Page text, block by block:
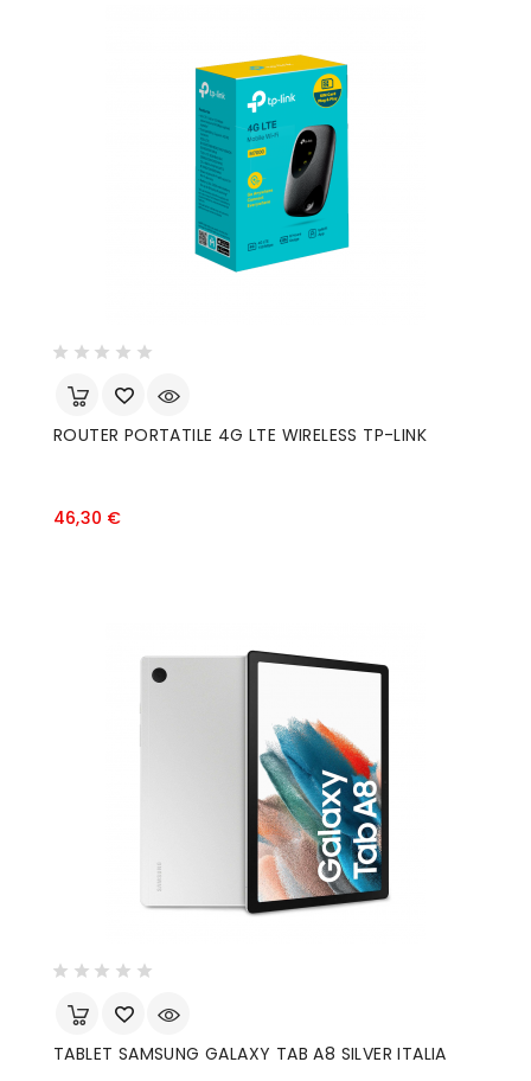
ROUTER PORTATILE 4G LTE WIRELESS TP-LINK
46,30 €Prezzo
TABLET SAMSUNG GALAXY TAB A8 SILVER ITALIA